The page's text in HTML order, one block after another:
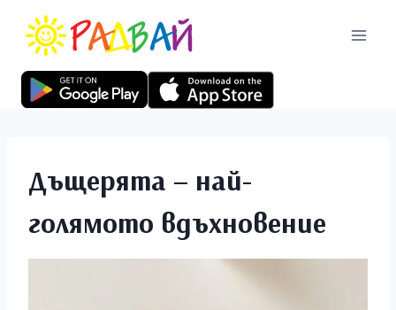
Дъщерята – най-
голямото вдъхновение